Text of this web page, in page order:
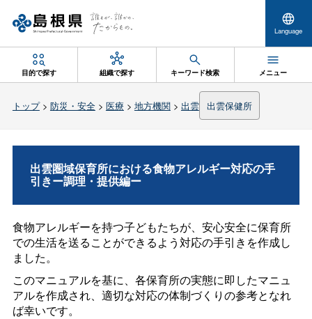
Language
目的で探す 組織で探す キーワード検索 メニュー
トップ> 防災・安全> 医療 > 地方機関> 出雲 出雲保健所
出雲圏域保育所における食物アレルギー対応の手
引きー調理・提供編ー
食物アレルギーを持つ子どもたちが、安心安全に保育所
での生活を送ることができるよう対応の手引きを作成し
ました。
このマニュアルを基に、各保育所の実態に即したマニュ
アルを作成され、適切な対応の体制づくりの参考となれ
ば幸いです。